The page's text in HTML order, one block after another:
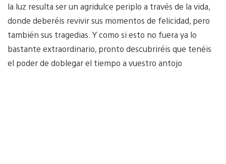
la luz resulta ser un agridulce periplo a través de la vida,
donde deberéis revivir sus momentos de felicidad, pero
también sus tragedias. Y como si esto no fuera ya lo
bastante extraordinario, pronto descubriréis que tenéis
el poder de doblegar el tiempo a vuestro antojo